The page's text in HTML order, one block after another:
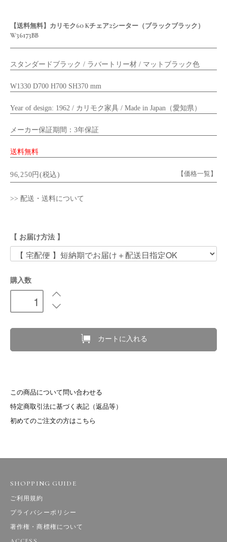
【送料無料】カリモク60 Kチェア2シーター（ブラックブラック）
W36173BB
スタンダードブラック / ラバートリー材 / マットブラック色
W1330 D700 H700 SH370 mm
Year of design: 1962 / カリモク家具 / Made in Japan（愛知県）
メーカー保証期間：3年保証
送料無料
96,250円(税込) 【価格一覧】
>> 配送・送料について
【 お届け方法 】
購入数
カートに入れる
この商品について問い合わせる
特定商取引法に基づく表記（返品等）
初めてのご注文の方はこちら
SHOPPING GUIDE
ご利用規約
プライバシーポリシー
著作権・商標権について